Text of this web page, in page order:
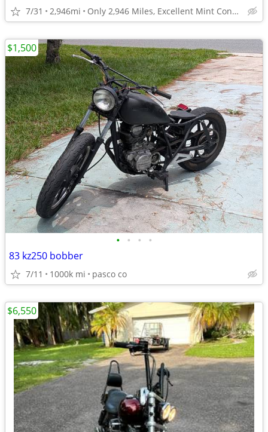
7/31 2,946mi Only 2,946 Miles, Excellent Mint Condition.
• • • •
83 kz250 bobber
7/11 1000k mi pasco co
$1,500
$6,550